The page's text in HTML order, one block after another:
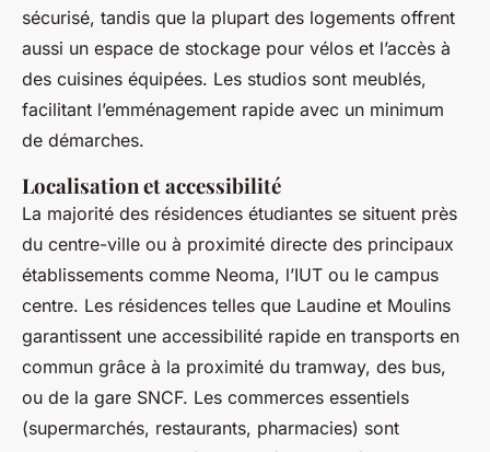
sécurisé, tandis que la plupart des logements offrent
aussi un espace de stockage pour vélos et l’accès à
des cuisines équipées. Les studios sont meublés,
facilitant l’emménagement rapide avec un minimum
de démarches.
Localisation et accessibilité
La majorité des résidences étudiantes se situent près
du centre-ville ou à proximité directe des principaux
établissements comme Neoma, l’IUT ou le campus
centre. Les résidences telles que Laudine et Moulins
garantissent une accessibilité rapide en transports en
commun grâce à la proximité du tramway, des bus,
ou de la gare SNCF. Les commerces essentiels
(supermarchés, restaurants, pharmacies) sont